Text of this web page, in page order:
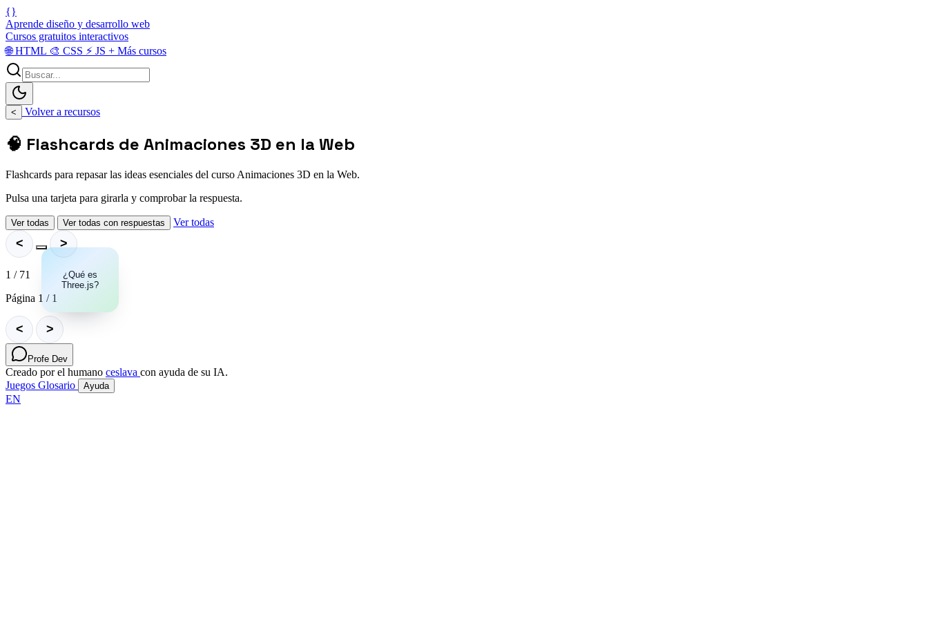
{}
Aprende diseño y desarrollo web
Cursos gratuitos interactivos
🌐HTML 🎨 CSS ⚡ JS + Más cursos
< Volver a recursos
🧠 Flashcards de Animaciones 3D en la Web
Flashcards para repasar las ideas esenciales del curso Animaciones 3D en la Web.
Pulsa una tarjeta para girarla y comprobar la respuesta.
Ver todas Ver todas con respuestas Ver todas
<
¿Qué es
Three.js?
Es una
biblioteca
renderizar
gráficos
3D en el
navegador.
>
1 / 71
Página 1 / 1
< >
Profe Dev
Creado por el humano ceslava con ayuda de su IA.
Juegos Glosario Ayuda
EN